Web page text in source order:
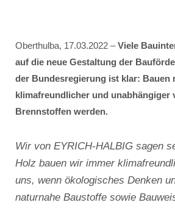
Oberthulba, 17.03.2022 –Viele
auf die neue Gestaltung der
der Bundesregierung ist klar: Bauen
klimafreundlicher und unabhängiger
Brennstoffen werden.
Wir von EYRICH-HALBIG sagen
Holz bauen wir immer
uns, wenn ökologisches Denken
naturnahe Baustoffe sowie